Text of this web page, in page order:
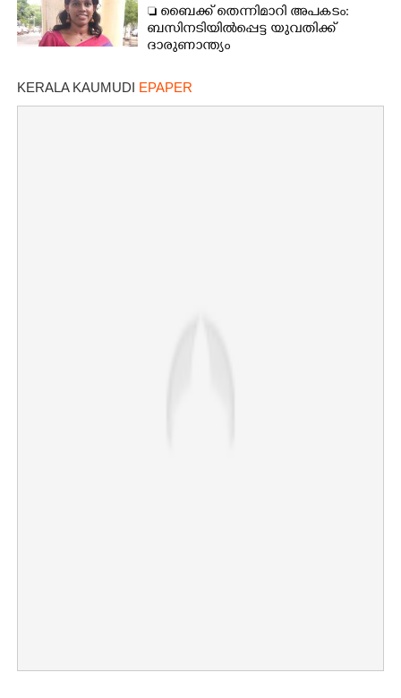
 ബൈക്ക് തെന്നിമാറി അപകടം:
ബസിനടിയിൽപ്പെട്ട യുവതിക്ക്
ദാരുണാന്ത്യം
KERALA KAUMUDI EPAPER